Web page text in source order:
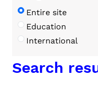
Entire site
Education
International
Search